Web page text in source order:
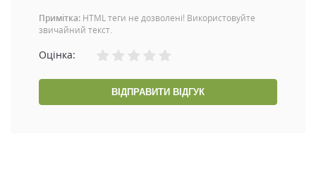
Примітка: HTML теги не дозволені! Використовуйте
звичайний текст.
Оцінка:
ВІДПРАВИТИ ВІДГУК